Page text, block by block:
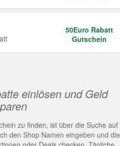
50Euro Rabatt
Gutschein
einlösen und Geld
zu finden, ist über die Suche auf
den Shop Namen eingeben und die